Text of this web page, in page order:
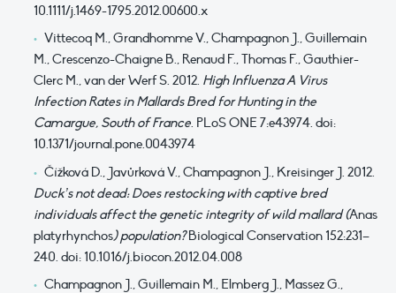
10.1111/j.1469-1795.2012.00600.x
Vittecoq M., Grandhomme V., Champagnon J., Guillemain
M., Crescenzo-Chaigne B., Renaud F., Thomas F., Gauthier-
Clerc M., van der Werf S. 2012. High Influenza A Virus
Infection Rates in Mallards Bred for Hunting in the
Camargue, South of France. PLoS ONE 7:e43974. doi:
10.1371/journal.pone.0043974
Čížková D., Javůrková V., Champagnon J., Kreisinger J. 2012.
Duck’s not dead: Does restocking with captive bred
individuals affect the genetic integrity of wild mallard (Anas
platyrhynchos) population?Biological Conservation 152:231–
240. doi: 10.1016/j.biocon.2012.04.008
Champagnon J., Guillemain M., Elmberg J., Massez G.,